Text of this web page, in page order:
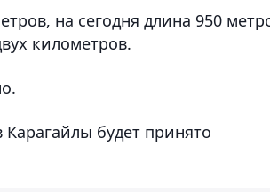
на сегодня длина 950
километров.
будет принято